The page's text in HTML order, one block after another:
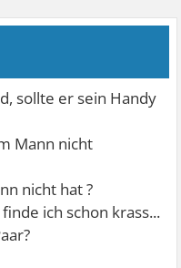
sollte er sein Handy
Mann nicht
nicht hat ?
ich schon krass...